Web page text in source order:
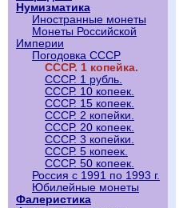
Нумизматика
Иностранные монеты
Монеты Российской
Империи
Погодовка СССР
СССР. 1 копейка.
СССР. 1 рубль.
СССР. 10 копеек.
СССР. 15 копеек.
СССР. 2 копейки.
СССР. 20 копеек.
СССР. 3 копейки.
СССР. 5 копеек.
СССР. 50 копеек.
Россия с 1991 по 1993 г.
Юбилейные монеты
Фалеристика